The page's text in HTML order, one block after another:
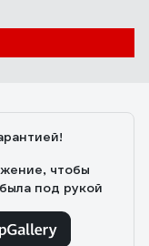
чтобы
под рукой